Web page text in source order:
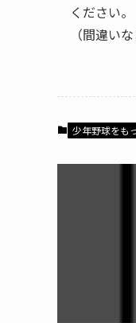
ください。
（間違い
少年野球をも